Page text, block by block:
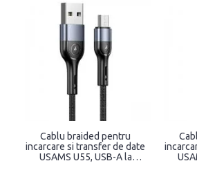
Cablu braided pentru
incarcare si transfer de date
USAMS U55, USB-A la